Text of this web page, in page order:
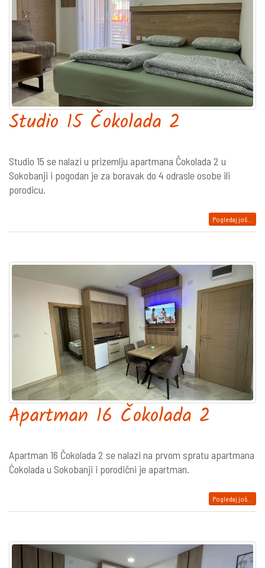
Studio 15 Čokolada 2
Studio 15 se nalazi u prizemlju apartmana Čokolada 2 u
Sokobanji i pogodan je za boravak do 4 odrasle osobe ili
porodicu.
Pogledaj još...
Apartman 16 Čokolada 2
Apartman 16 Čokolada 2 se nalazi na prvom spratu apartmana
Ćokolada u Sokobanji i porodični je apartman.
Pogledaj još...